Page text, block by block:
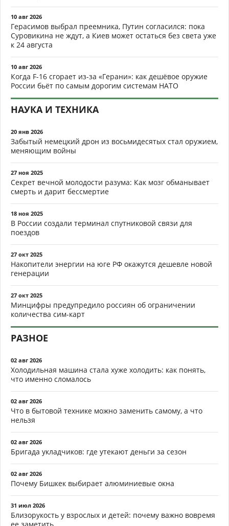
10 авг 2026
Герасимов выбрал преемника, Путин согласился: пока
Суровикина не ждут, а Киев может остаться без света уже
к 24 августа
10 авг 2026
Когда F-16 сгорает из-за «Герани»: как дешёвое оружие
России бьёт по самым дорогим системам НАТО
НАУКА И ТЕХНИКА
20 янв 2026
Забытый немецкий дрон из восьмидесятых стал оружием,
меняющим войны
27 ноя 2025
Секрет вечной молодости разума: Как мозг обманывает
смерть и дарит бессмертие
18 ноя 2025
В России создали терминал спутниковой связи для
поездов
27 окт 2025
Накопители энергии на юге РФ окажутся дешевле новой
генерации
27 окт 2025
Минцифры предупредило россиян об ограничении
количества сим-карт
РАЗНОЕ
02 авг 2026
Холодильная машина стала хуже холодить: как понять,
что именно сломалось
02 авг 2026
Что в бытовой технике можно заменить самому, а что
нельзя
02 авг 2026
Бригада укладчиков: где утекают деньги за сезон
02 авг 2026
Почему Бишкек выбирает алюминиевые окна
31 июл 2026
Близорукость у взрослых и детей: почему важно вовремя